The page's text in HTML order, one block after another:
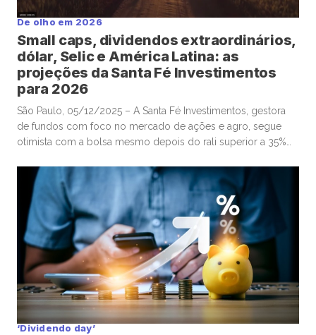
De olho em 2026
Small caps, dividendos extraordinários,
dólar, Selic e América Latina: as
projeções da Santa Fé Investimentos
para 2026
São Paulo, 05/12/2025 – A Santa Fé Investimentos, gestora
de fundos com foco no mercado de ações e agro, segue
otimista com a bolsa mesmo depois do rali superior a 35%
Lima Journal, o sócio e gestor Gabriel Diniz Junqueira
defendeu que o movimento de alta dos ativos de […]
‘Dividendo day’